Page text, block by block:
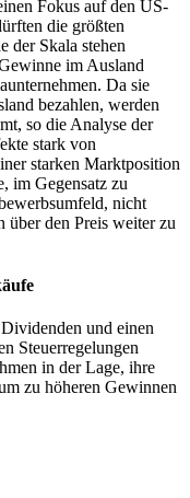
Fokus auf den US-
die größten
der Skala stehen
im Ausland
Da sie
bezahlen, werden
so die Analyse der
stark von
starken Marktposition
im Gegensatz zu
nicht
über den Preis weiter zu
und einen
Steuerregelungen
in der Lage, ihre
zu höheren Gewinnen